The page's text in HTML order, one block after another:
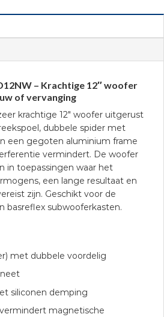
– Krachtige 12″ woofer
of vervanging
krachtige 12″ woofer uitgerust
dubbele spider met
een gegoten aluminium frame
vermindert. De woofer
in toepassingen waar het
een lange resultaat en
zijn. Geschikt voor de
basreflex subwooferkasten.
met dubbele voordelig
siliconen demping
magnetische